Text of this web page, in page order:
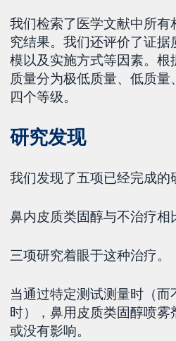
我们检索了医学文献中所
究结果。我们还评价了证
模以及实施方式等因素。
质量分为极低质量、低质
四个等级。
研究发现
我们发现了五项已经完成的
鼻内皮质类固醇与不治疗相
三项研究着眼于这种治疗。
当通过特定测试测量时（
时），鼻用皮质类固醇喷
或没有影响。